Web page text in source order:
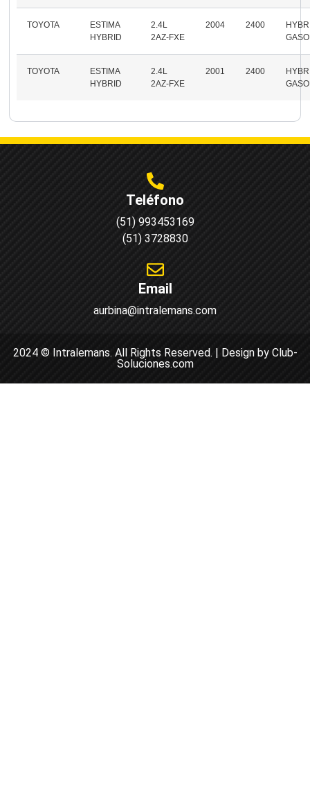
TOYOTA
ESTIMA
HYBRID
2.4L
2AZ-FXE
2004 2400
TOYOTA
ESTIMA
HYBRID
2.4L
2AZ-FXE
2001 2400
Teléfono
(51) 993453169
(51) 3728830
Email
aurbina@intralemans.com
2024 © Intralemans. All Rights Reserved. | Design by Club-
Soluciones.com